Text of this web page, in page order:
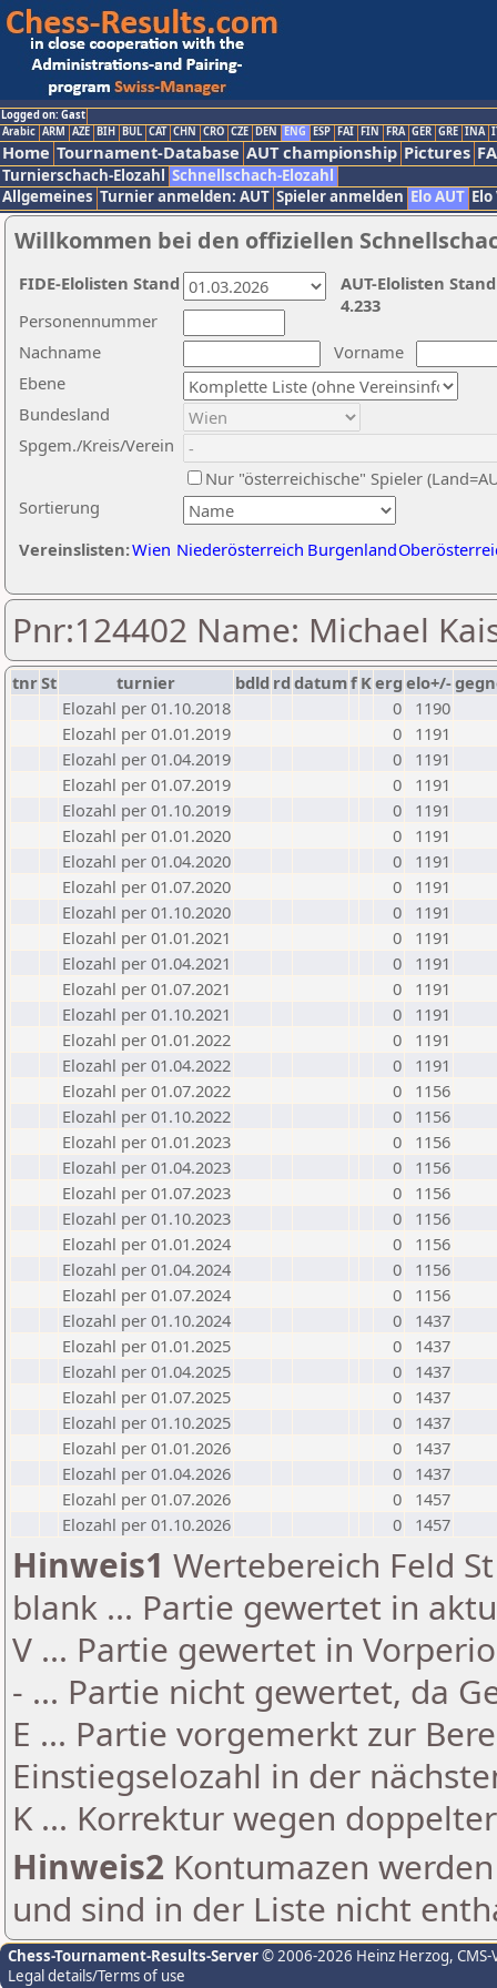
Logged on: Gast
Arabic ARM AZE BIH BUL CAT CHN CRO CZE DEN ENG ESP FAI FIN FRA GER GRE INA
Home Tournament-Database AUT championship Pictures
Turnierschach-Elozahl Schnellschach-Elozahl
Allgemeines Turnier anmelden: AUT Spieler anmelden Elo AUT
Willkommen bei den offiziellen
Nachname
Vorname
Ebene
Sortierung
Personennummer
Bundesland
Spgem./Kreis/Verein
Nur "österreichische" Spieler
Vereinslisten:Wien Niederösterreich Burgenland
AUT-Elolisten
4.233
FIDE-Elolisten Stand
Pnr:124402 Name: Michael
tnrSt turnier bdld rd datumf Kerg elo+/-
Elozahl per 01.10.2018
0
1190
Elozahl per 01.01.2019
0
1191
Elozahl per 01.04.2019
0
1191
Elozahl per 01.07.2019
0
1191
Elozahl per 01.10.2019
0
1191
Elozahl per 01.01.2020
0
1191
Elozahl per 01.04.2020
0
1191
Elozahl per 01.07.2020
0
1191
Elozahl per 01.10.2020
0
1191
Elozahl per 01.01.2021
0
1191
Elozahl per 01.04.2021
0
1191
Elozahl per 01.07.2021
0
1191
Elozahl per 01.10.2021
0
1191
Elozahl per 01.01.2022
0
1191
Elozahl per 01.04.2022
0
1191
Elozahl per 01.07.2022
0
1156
Elozahl per 01.10.2022
0
1156
Elozahl per 01.01.2023
0
1156
Elozahl per 01.04.2023
0
1156
Elozahl per 01.07.2023
0
1156
Elozahl per 01.10.2023
0
1156
Elozahl per 01.01.2024
0
1156
Elozahl per 01.04.2024
0
1156
Elozahl per 01.07.2024
0
1156
Elozahl per 01.10.2024
0
1437
Elozahl per 01.01.2025
0
1437
Elozahl per 01.04.2025
0
1437
Elozahl per 01.07.2025
0
1437
Elozahl per 01.10.2025
0
1437
Elozahl per 01.01.2026
0
1437
Elozahl per 01.04.2026
0
1437
Elozahl per 01.07.2026
0
1457
Elozahl per 01.10.2026
0 1457
Hinweis1 Wertebereich Feld
blank ... Partie gewertet in
V ... Partie gewertet in
- ... Partie nicht gewertet, da
E ... Partie vorgemerkt zur
Einstiegselozahl in der
K ... Korrektur wegen
Hinweis2 Kontumazen
und sind in der Liste nicht
Chess-Tournament-Results-Server© 2006-2026 Heinz Herzog,
Legal details/Terms of use